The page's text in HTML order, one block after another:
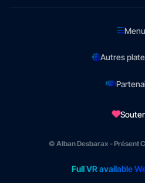
Menu
Autres
© Alban Desbarax - Présent
Full VR available